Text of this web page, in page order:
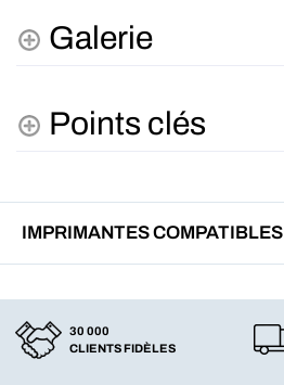
Galerie
Points clés
IMPRIMANTES COMPATIBLES
30 000
CLIENTS FIDÈLES